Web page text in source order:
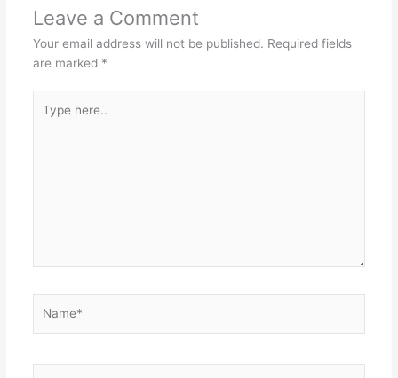
Leave a Comment
Your email address will not be published. Required fields
are marked *
here..